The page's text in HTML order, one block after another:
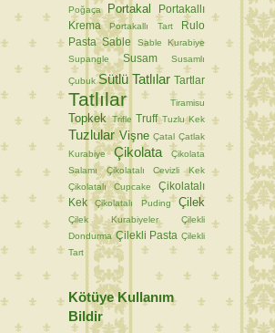
Poğaça
Portakal
Portakallı
Krema
Portakallı Tart
Rulo
Pasta Sable
Sable Kurabiye
Supangle
Susam Susamlı
Çubuk Sütlü Tatlılar Tartlar
Tatlılar Tiramisu
Topkek Trifle Truff Tuzlu Kek
Tuzlular Vişne Çatal Çatlak
Kurabiye
Çikolata
Çikolata
Salamı
Çikolatalı Cevizli Kek
Çikolatalı Cupcake
Çikolatalı
Kek
Çikolatalı Puding Çilek
Çilek Kurabiyeler
Çilekli
Dondurma Çilekli Pasta Çilekli
Tart
Kötüye Kullanım
Bildir